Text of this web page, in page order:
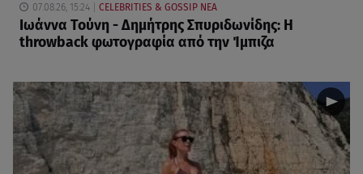
07.08.26, 15:24 CELEBRITIES & GOSSIP ΝΕΑ
Ιωάννα Τούνη - Δημήτρης Σπυριδωνίδης: Η
throwback φωτογραφία από την Ίμπιζα